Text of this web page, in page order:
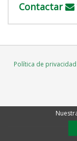
Contactar
Política de privacidad